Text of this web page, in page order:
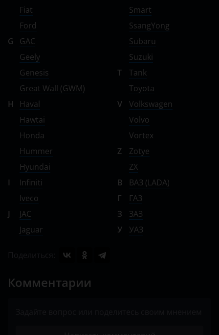
Fiat
Ford
G
GAC
Geely
Genesis
Great Wall (GWM)
H
Haval
Hawtai
Honda
Hummer
Hyundai
I
Infiniti
Iveco
J
JAC
Jaguar
Smart
SsangYong
Subaru
Suzuki
T
Tank
Toyota
V
Volkswagen
Volvo
Vortex
Z
Zotye
ZX
В
ВАЗ (LADA)
Г
ГАЗ
З
ЗАЗ
У
УАЗ
Комментарии